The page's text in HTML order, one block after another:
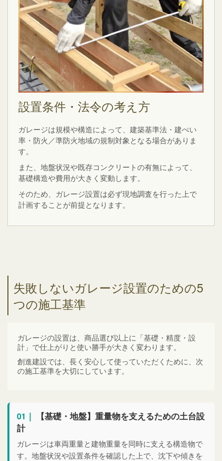
設置条件・法令の考え方
ガレージは規模や構造によって、建築基準法・建ぺい
率・防火／準防火地域の規制対象となる場合がありま
す。
また、地盤状況や既存コンクリートの有無によって、
基礎構造や費用が大きく変動します。
そのため、ガレージ設置は必ず現地調査を行った上で
計画することが前提となります。
失敗しないガレージ設置のための5
つの施工基準
ガレージの設置は、商品選び以上に「基礎・精度・設
計」で仕上がりと使い勝手が大きく変わります。
創進建設では、長く安心して使っていただくために、次
の施工基準を大切にしています。
01｜
【基礎・地盤】重量物を支えるための土台設
計
ガレージは車両重量と建物重量を同時に支える構造物で
す。地盤状況や設置条件を確認した上で、沈下や傾きを